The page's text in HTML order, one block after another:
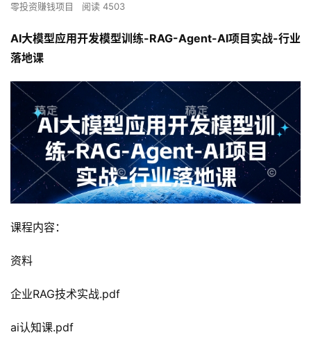
零投资赚钱项目
阅读 4503
AI大模型应用开发​模型训练-RAG-Agent-AI项目实战-行业
落地课
课程内容：
资料
企业RAG技术实战.pdf
ai认知课.pdf